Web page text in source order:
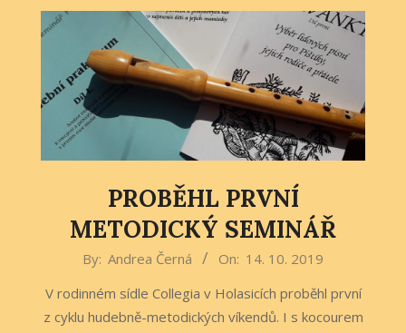
PROBĚHL PRVNÍ
METODICKÝ SEMINÁŘ
14
By: Andrea Černá On: 14. 10. 2019
V rodinném sídle Collegia v Holasicích proběhl první
z cyklu hudebně-metodických víkendů. I s kocourem